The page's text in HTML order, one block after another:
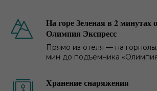
На горе Зеленая в 2 минутах
Олимпия Экспресс
Прямо из отеля — на
мин до подъемника
Хранение снаряжения